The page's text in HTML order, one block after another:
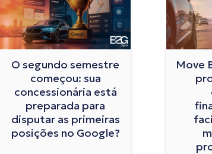
O segundo semestre
começou: sua
concessionária está
preparada para
disputar as primeiras
posições no Google?
Move